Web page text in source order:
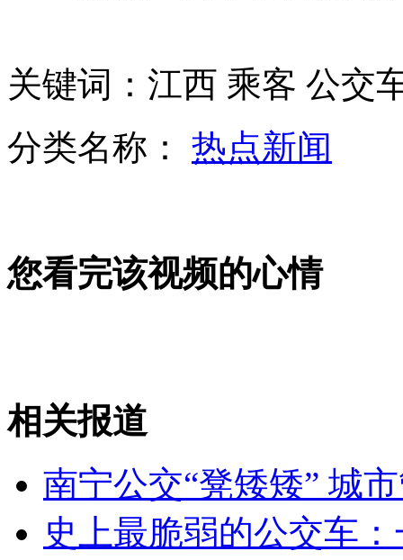
陈德铭被推举为海峡两岸关系协会会长
准新娘发病变植物人 男友不离不弃独领结婚证
女孩北京地铁殴打老人 痛下狠手拳打脚踢
无痛分娩是否安全 医生回应
关键词：江西 乘客 公交
分类名称： 热点新闻
您看完该视频的心情
相关报道
南宁公交“凳矮矮” 城
史上最脆弱的公交车